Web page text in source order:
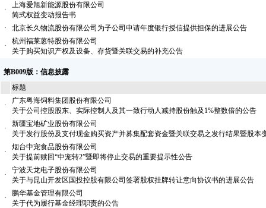
·
上海爱旭新能源股份有限公司
简式权益变动报告书
·
北京长久物流股份有限公司为子公司申请年度银行授信提供担保的进展公告
·
杭州福莱蒽特股份有限公司
关于购买知识产权及设备、存货暨关联交易的补充公告
第B009版：信息披露
标题
·
广东粤海饲料集团股份有限公司
关于公司控股股东、实际控制人及其一致行动人减持股份触及1%整数倍的公告
·
新疆宝地矿业股份有限公司
关于发行股份及支付现金购买资产并募集配套资金暨关联交易之发行结果暨股本
·
烟台中宠食品股份有限公司
关于提前赎回“中宠转2”暨即将停止交易的重要提示性公告
·
宁波天龙电子股份有限公司
关于与昆山开发区国投控股有限公司签署股权挂牌转让意向协议书的进展公告
·
鹏华基金管理有限公司
关于代为履行基金经理职责的公告